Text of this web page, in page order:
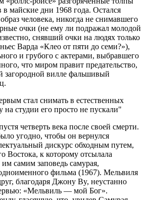
майские дни 1968 года. Остался
человека, никогда не снимавшего
очки (не ему ли подражал молодой
снявший очки на людях только
Варда «Клео от пяти до семи?»),
и грубого с актерами, выбравшего
что миром правит предательство,
загородной вилле фальшивый
стал снимать в естественных
на студии его просто не пускали
четверть века после своей смерти.
угодно, чтобы он вернулся
дискурс обходным путем,
Востока, к которому отсылала
самим заповедь самурая,
фильма (1967). Мельвиля
благодаря Джону By, неустанно
«Мельвиль — мой Бог».